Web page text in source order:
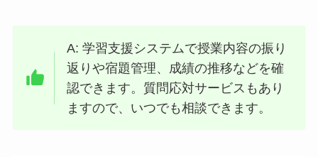
A: 学習支援システムで授業内容の振り
返りや宿題管理、成績の推移などを確
認できます。質問応対サービスもあり
ますので、いつでも相談できます。